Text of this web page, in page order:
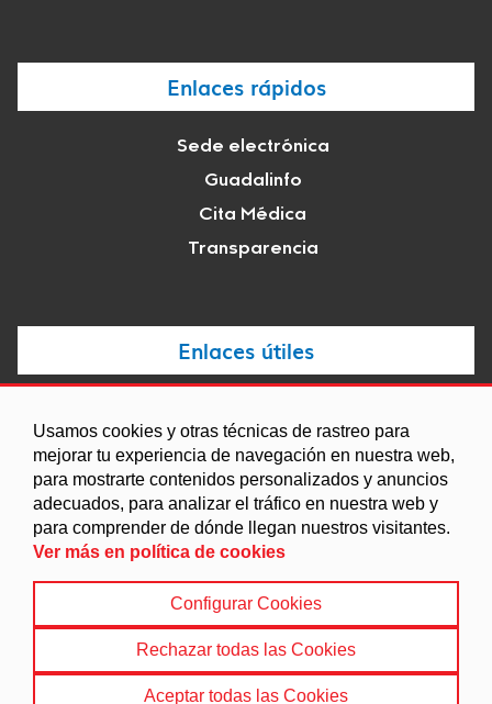
Usamos cookies y otras técnicas de rastreo para
mejorar tu experiencia de navegación en nuestra web,
para mostrarte contenidos personalizados y anuncios
adecuados, para analizar el tráfico en nuestra web y
para comprender de dónde llegan nuestros visitantes.
Ver más en política de cookies
Configurar Cookies
Rechazar todas las Cookies
Aceptar todas las Cookies
Enlaces rápidos
Sede electrónica
Guadalinfo
Cita Médica
Transparencia
Enlaces útiles
Agenda
Ordenanzas
Entidades y asociaciones
© 2022 Ayuntamiento de Colomera
Política de Cookies